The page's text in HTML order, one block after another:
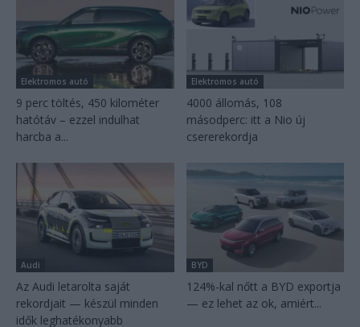
Elektromos autó
9 perc töltés, 450 kilométer
hatótáv – ezzel indulhat
harcba a...
Elektromos autó
4000 állomás, 108
másodperc: itt a Nio új
csererekordja
Audi
Az Audi letarolta saját
rekordjait — készül minden
idők leghatékonyabb
BYD
124%-kal nőtt a BYD exportja
— ez lehet az ok, amiért...